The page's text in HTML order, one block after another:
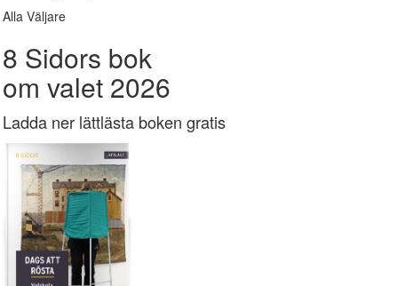
Alla Väljare
8 Sidors bok
om valet 2026
Ladda ner lättlästa boken gratis